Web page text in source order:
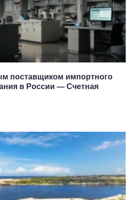
поставщиком импортного
в России — Счетная